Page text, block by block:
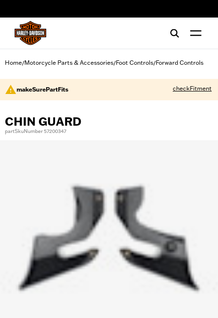
Home/Motorcycle Parts & Accessories/Foot Controls/Forward Controls
makeSurePartFits checkFitment
CHIN GUARD
partSkuNumber 57200347